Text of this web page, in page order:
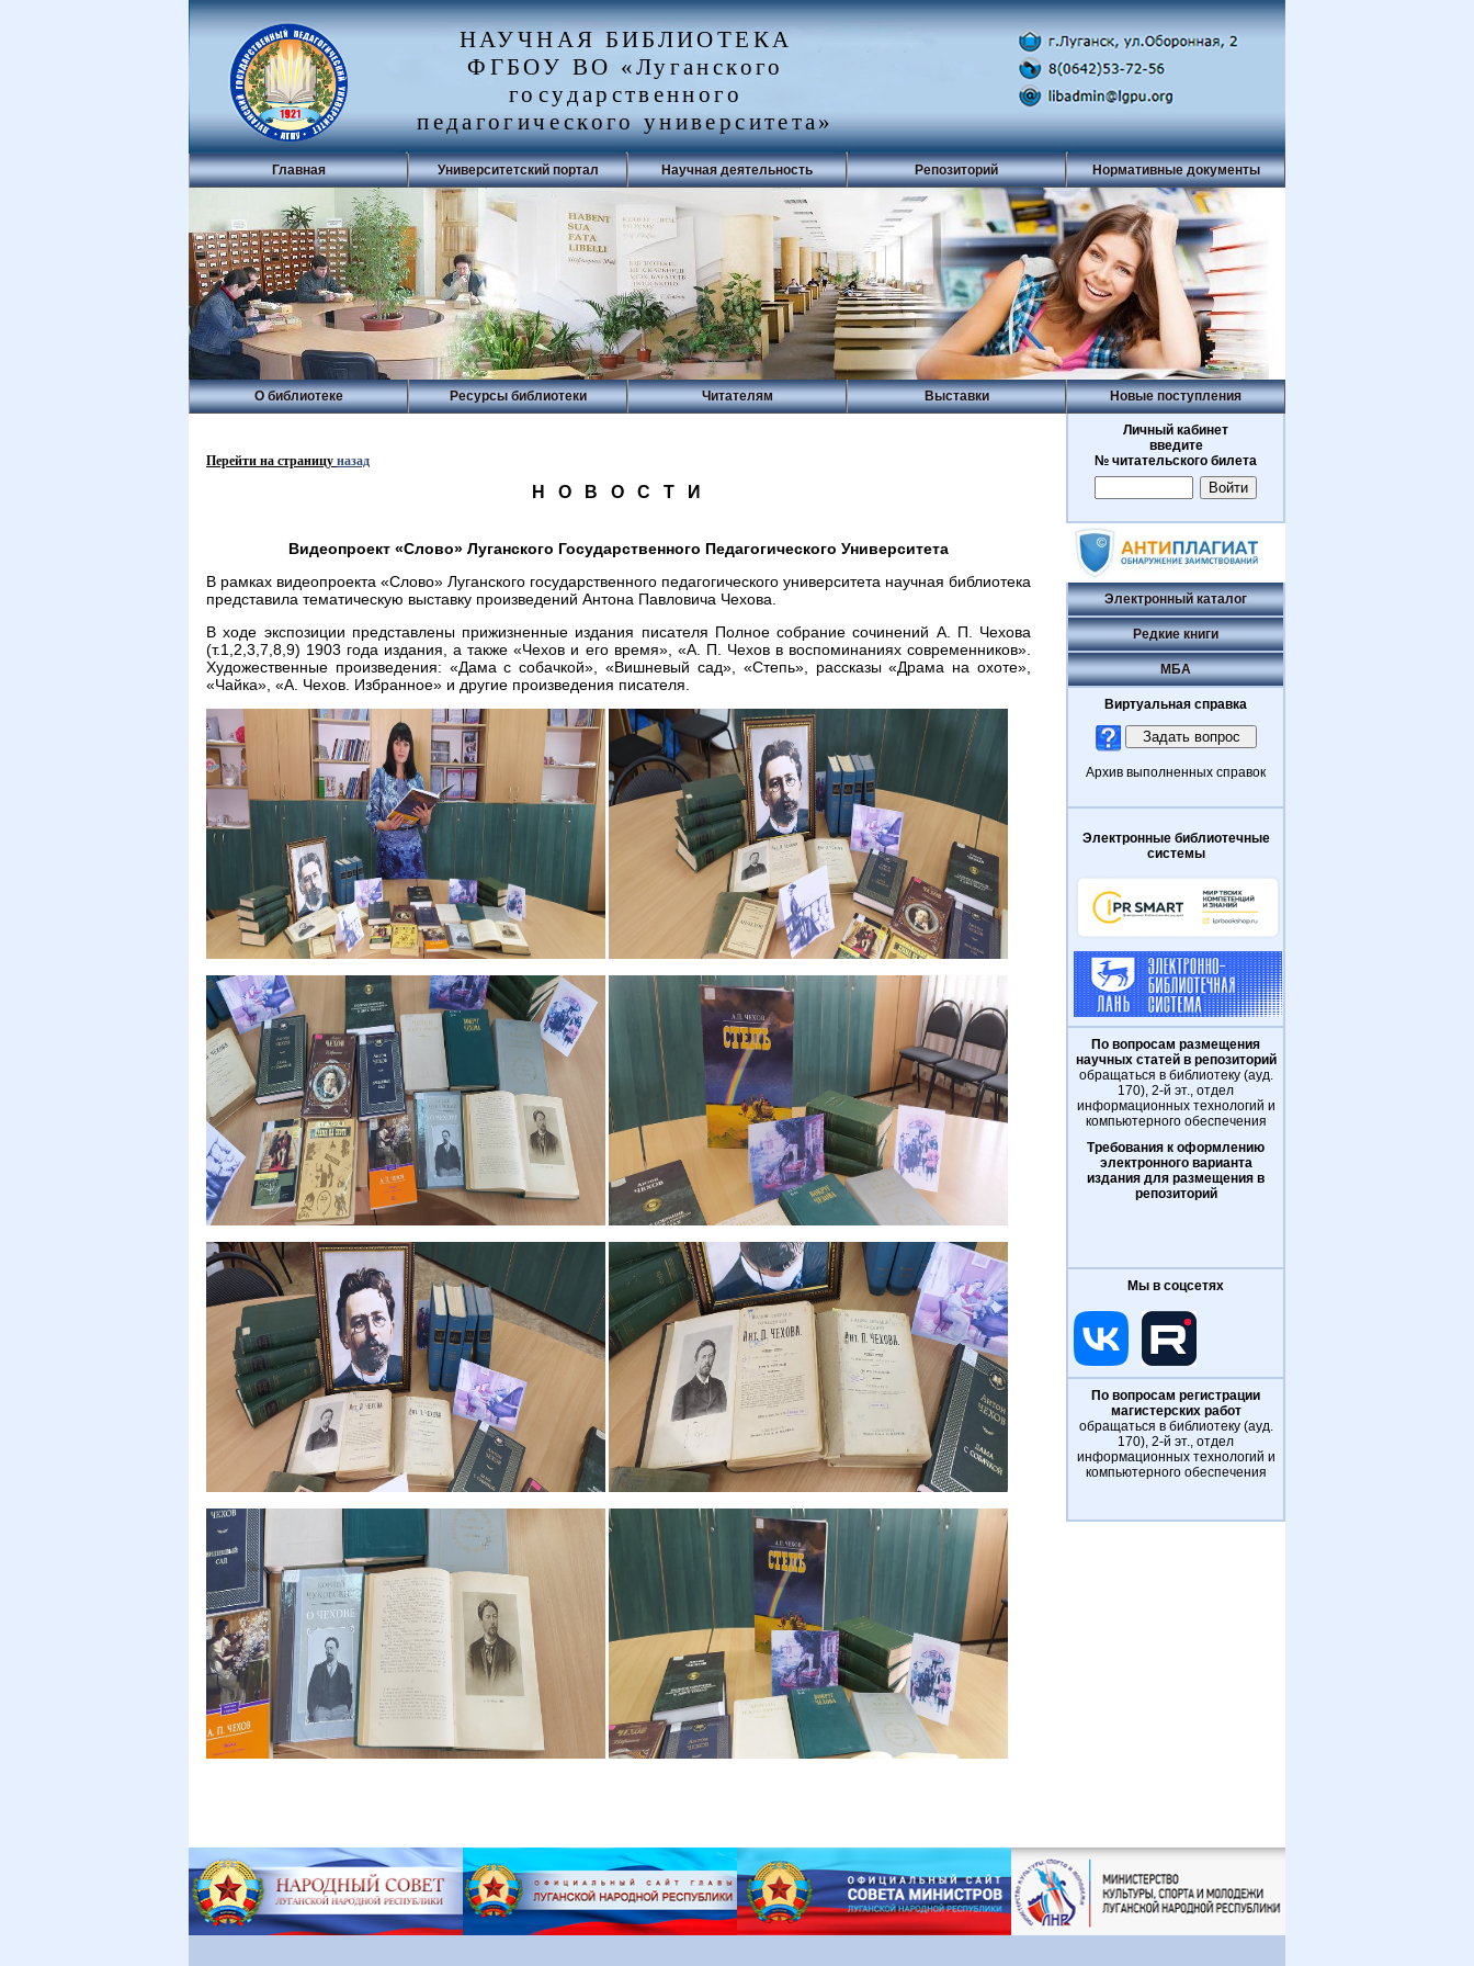
НАУЧНАЯ БИБЛИОТЕКА
ФГБОУ ВО «Луганского
государственного
педагогического университета»
Главная Университетский портал Научная деятельность Репозиторий Нормативные документы
О библиотеке Ресурсы библиотеки Читателям Выставки Новые поступления
Перейти на страницу назад
Н О В О С Т И
Видеопроект «Слово» Луганского Государственного Педагогического Университета
В рамках видеопроекта «Слово» Луганского государственного педагогического университета научная библиотека
представила тематическую выставку произведений Антона Павловича Чехова.
В ходе экспозиции представлены прижизненные издания писателя Полное собрание сочинений А. П. Чехова
(т.1,2,3,7,8,9) 1903 года издания, а также «Чехов и его время», «А. П. Чехов в воспоминаниях современников».
Художественные произведения: «Дама с собачкой», «Вишневый сад», «Степь», рассказы «Драма на охоте»,
«Чайка», «А. Чехов. Избранное» и другие произведения писателя.
Личный кабинет
введите
№ читательского билета
Электронный каталог
Редкие книги
МБА
Виртуальная справка
Архив выполненных справок
Электронные библиотечные
системы
По вопросам размещения
научных статей в репозиторий
обращаться в библиотеку (ауд.
170), 2-й эт., отдел
информационных технологий и
компьютерного обеспечения
Требования к оформлению
электронного варианта
издания для размещения в
репозиторий
Мы в соцсетях
По вопросам регистрации
магистерских работ
обращаться в библиотеку (ауд.
170), 2-й эт., отдел
информационных технологий и
компьютерного обеспечения